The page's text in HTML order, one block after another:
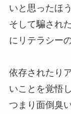
いと思ったほ
そして騙され
にリテラシー
依存されたり
いことを覚悟
つまり面倒臭